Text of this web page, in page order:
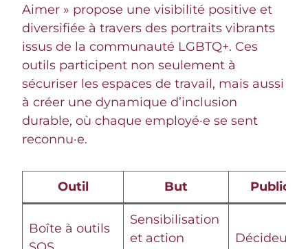
Aimer » propose une visibilité positive et
diversifiée à travers des portraits vibrants
issus de la communauté LGBTQ+. Ces
outils participent non seulement à
sécuriser les espaces de travail, mais aussi
à créer une dynamique d’inclusion
durable, où chaque employé·e se sent
reconnu·e.
Outil But Public
Boîte à outils
Sensibilisation
et action
Décideurs,